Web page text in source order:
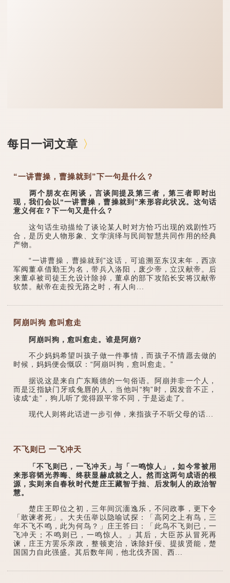
每日一词文章
“一讲曹操，曹操就到”下一句是什么？
两个朋友在闲谈，言谈间提及第三者，第三者即时出
现，我们会以“一讲曹操，曹操就到”来形容此状况。这句话
意义何在？下一句又是什么？
这句话生动描绘了谈论某人时对方恰巧出现的戏剧性巧
合，是历史人物形象、文学演绎与民间智慧共同作用的经典
产物。
“一讲曹操，曹操就到”这话，可追溯至东汉末年，西凉
军阀董卓借勤王为名，带兵入洛阳，废少帝，立汉献帝。后
来董卓被司徒王允设计除掉，董卓的部下攻陷长安将汉献帝
软禁。献帝在走投无路之时，有人向...
阿崩叫狗 愈叫愈走
阿崩叫狗，愈叫愈走。谁是阿崩?
不少妈妈希望叫孩子做一件事情，而孩子不情愿去做的
时候，妈妈便会慨叹：“阿崩叫狗，愈叫愈走。”
据说这是来自广东顺德的一句俗语。阿崩并非一个人，
而是泛指缺门牙或兔唇的人，当他叫“狗”时，因发音不正，
读成“走”，狗儿听了觉得跟平常不同，于是远走了。
现代人则将此话进一步引伸，来指孩子不听父母的话...
不飞则已 一飞冲天
「不飞则已，一飞冲天」与「一鸣惊人」，如今常被用
来形容韬光养晦、终获显赫成就之人。然而这两句成语的根
源，实则来自春秋时代楚庄王藏智于拙、后发制人的政治智
慧。
楚庄王即位之初，三年间沉湎逸乐，不问政事，更下令
「敢谏者死」。大夫伍举以隐喻试探：「高冈之上有鸟，三
年不飞不鸣，此为何鸟？」庄王答曰：「此鸟不飞则已，一
飞冲天；不鸣则已，一鸣惊人。」其后，大臣苏从冒死再
谏，庄王方罢乐亲政，整顿吏治，诛除奸佞、提拔贤能，楚
国国力自此强盛。其后数年间，他北伐齐国、西...